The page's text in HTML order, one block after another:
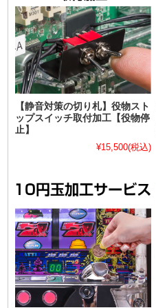
【静音対策の切り札】役物スト
ップスイッチ取付加工【役物停
止】
¥15,500(税込)